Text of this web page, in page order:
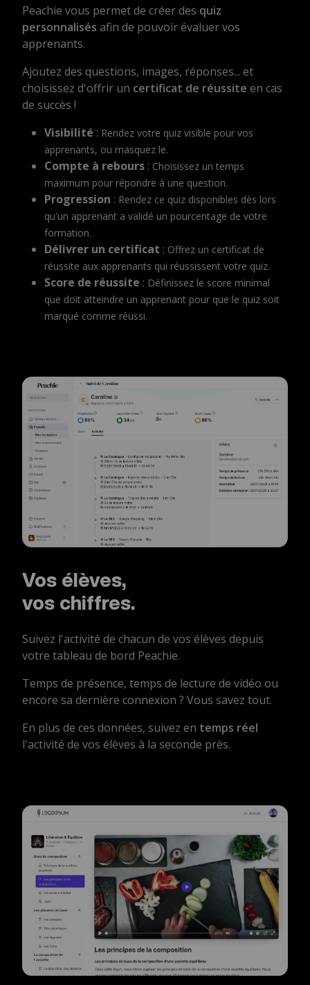
Peachie vous permet de créer des quiz
personnalisés afin de pouvoir évaluer vos
apprenants.
Ajoutez des questions, images, réponses... et
choisissez d'offrir un certificat de réussite en cas
de succès !
Visibilité : Rendez votre quiz visible pour vos
apprenants, ou masquez le.
Compte à rebours : Choisissez un temps
maximum pour répondre à une question.
Progression : Rendez ce quiz disponibles dès lors
qu'un apprenant a validé un pourcentage de votre
formation.
Délivrer un certificat : Offrez un certificat de
réussite aux apprenants qui réussissent votre quiz.
Score de réussite : Définissez le score minimal
que doit atteindre un apprenant pour que le quiz soit
marqué comme réussi.
Vos élèves,
vos chiffres.
Suivez l'activité de chacun de vos élèves depuis
votre tableau de bord Peachie.
Temps de présence, temps de lecture de vidéo ou
encore sa dernière connexion ? Vous savez tout.
En plus de ces données, suivez en temps réel
l'activité de vos élèves à la seconde près.